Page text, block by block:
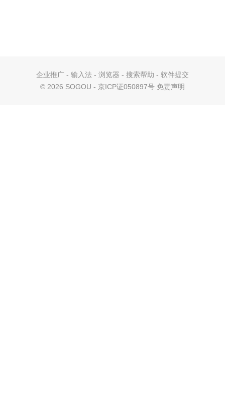
企业推广 - 输入法 - 浏览器 - 搜索帮助 - 软件提交
© 2026 SOGOU - 京ICP证050897号 免责声明